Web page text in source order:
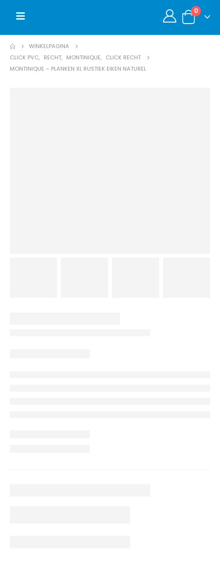
0
WINKELPAGINA
CLICK PVC, RECHT, MONTINIQUE, CLICK RECHT
MONTINIQUE – PLANKEN XL RUSTIEK EIKEN NATUREL